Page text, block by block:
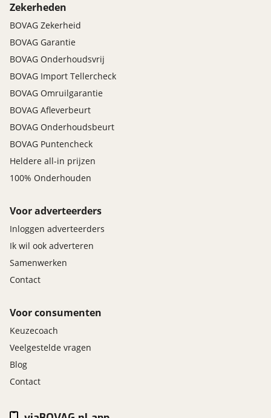
Zekerheden
BOVAG Zekerheid
BOVAG Garantie
BOVAG Onderhoudsvrij
BOVAG Import Tellercheck
BOVAG Omruilgarantie
BOVAG Afleverbeurt
BOVAG Onderhoudsbeurt
BOVAG Puntencheck
Heldere all-in prijzen
100% Onderhouden
Voor adverteerders
Inloggen adverteerders
Ik wil ook adverteren
Samenwerken
Contact
Voor consumenten
Keuzecoach
Veelgestelde vragen
Blog
Contact